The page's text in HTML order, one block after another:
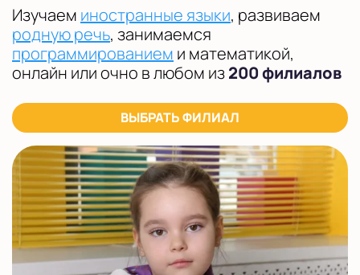
Изучаем иностранные языки, развиваем
родную речь, занимаемся
программированием и математикой,
онлайн или очно в любом из200 филиалов
ВЫБРАТЬ ФИЛИАЛ